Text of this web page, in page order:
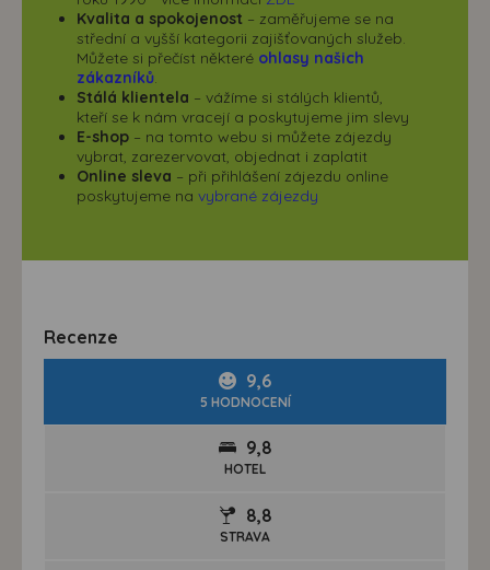
Kvalita a spokojenost – zaměřujeme se na
střední a vyšší kategorii zajišťovaných služeb.
Můžete si přečíst některé ohlasy našich
zákazníků
Stálá klientela – vážíme si stálých klientů,
kteří se k nám vracejí a poskytujeme jim slevy
E-shop – na tomto webu si můžete zájezdy
vybrat, zarezervovat, objednat i zaplatit
Online sleva – při přihlášení zájezdu online
poskytujeme na vybrané zájezdy
Recenze
9,6
5 HODNOCENÍ
9,8
HOTEL
8,8
STRAVA